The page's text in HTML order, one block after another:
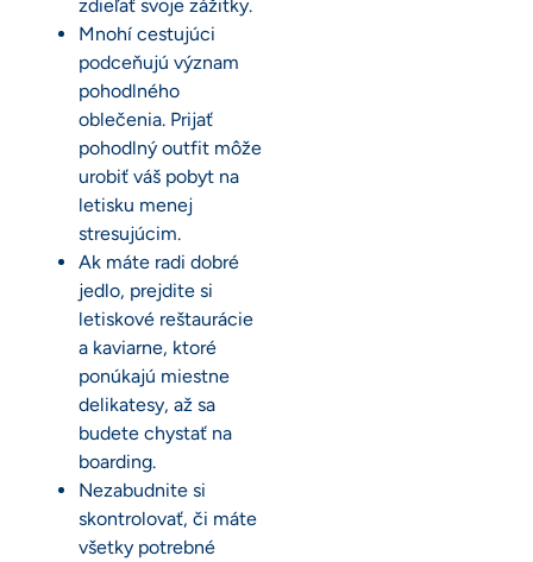
zdieľať svoje zážitky.
Mnohí cestujúci
podceňujú význam
pohodlného
oblečenia. Prijať
pohodlný outfit môže
urobiť váš pobyt na
letisku menej
stresujúcim.
Ak máte radi dobré
jedlo, prejdite si
letiskové reštaurácie
a kaviarne, ktoré
ponúkajú miestne
delikatesy, až sa
budete chystať na
boarding.
Nezabudnite si
skontrolovať, či máte
všetky potrebné